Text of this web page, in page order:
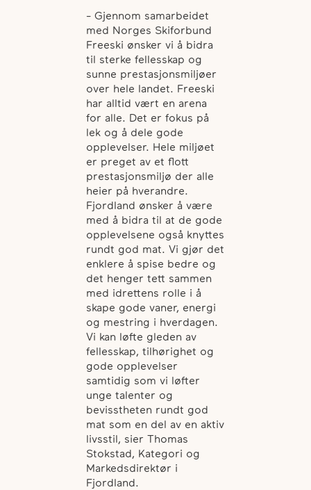
- Gjennom samarbeidet
med Norges Skiforbund
Freeski ønsker vi å bidra
til sterke fellesskap og
sunne prestasjonsmiljøer
over hele landet. Freeski
har alltid vært en arena
for alle. Det er fokus på
lek og å dele gode
opplevelser. Hele miljøet
er preget av et flott
prestasjonsmiljø der alle
heier på hverandre.
Fjordland ønsker å være
med å bidra til at de gode
opplevelsene også knyttes
rundt god mat. Vi gjør det
enklere å spise bedre og
det henger tett sammen
med idrettens rolle i å
skape gode vaner, energi
og mestring i hverdagen.
Vi kan løfte gleden av
fellesskap, tilhørighet og
gode opplevelser
samtidig som vi løfter
unge talenter og
bevisstheten rundt god
mat som en del av en aktiv
livsstil, sier Thomas
Stokstad, Kategori og
Markedsdirektør i
Fjordland.